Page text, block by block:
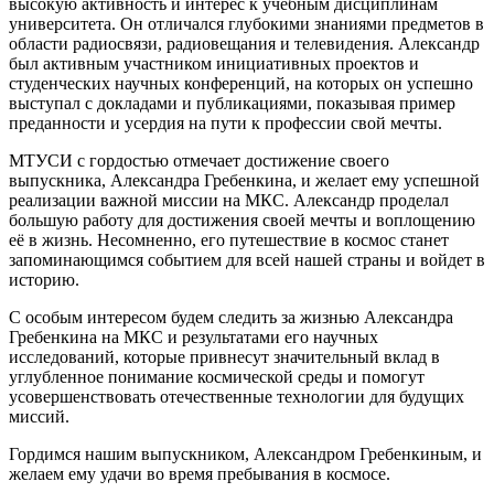
университета. Он отличался глубокими знаниями предметов в
области радиосвязи, радиовещания и телевидения. Александр
был активным участником инициативных проектов и
студенческих научных конференций, на которых он успешно
выступал с докладами и публикациями, показывая пример
преданности и усердия на пути к профессии свой мечты.
МТУСИ с гордостью отмечает достижение своего
выпускника, Александра Гребенкина, и желает ему успешной
реализации важной миссии на МКС. Александр проделал
большую работу для достижения своей мечты и воплощению
её в жизнь. Несомненно, его путешествие в космос станет
запоминающимся событием для всей нашей страны и войдет в
историю.
С особым интересом будем следить за жизнью Александра
Гребенкина на МКС и результатами его научных
исследований, которые привнесут значительный вклад в
углубленное понимание космической среды и помогут
усовершенствовать отечественные технологии для будущих
миссий.
Гордимся нашим выпускником, Александром Гребенкиным, и
желаем ему удачи во время пребывания в космосе.